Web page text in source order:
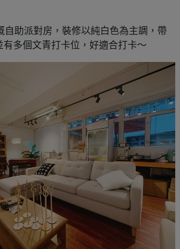
自助派對房，裝修以純白色為主調，帶
多個文青打卡位，好適合打卡～